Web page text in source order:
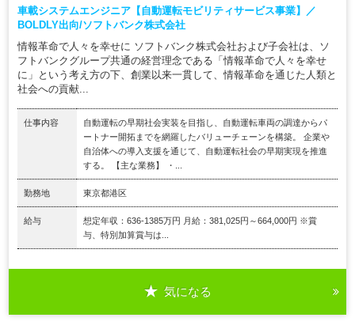
車載システムエンジニア【自動運転モビリティサービス事業】／
BOLDLY出向/ソフトバンク株式会社
情報革命で人々を幸せに ソフトバンク株式会社および子会社は、ソ
フトバンクグループ共通の経営理念である「情報革命で人々を幸せ
に」という考え方の下、創業以来一貫して、情報革命を通じた人類と
社会への貢献...
仕事内容
自動運転の早期社会実装を目指し、自動運転車両の調達からパ
ートナー開拓までを網羅したバリューチェーンを構築。 企業や
自治体への導入支援を通じて、自動運転社会の早期実現を推進
する。 【主な業務】 ・...
勤務地 東京都港区
給与
想定年収：636-1385万円 月給：381,025円～664,000円 ※賞
与、特別加算賞与は...
気になる